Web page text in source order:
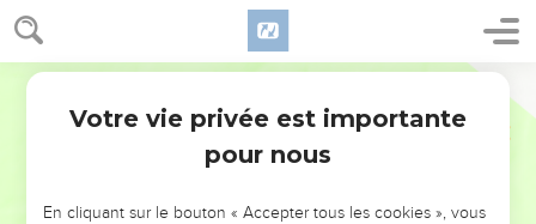
NE MANQUEZ PAS L’ÉVÉNEMENT
Votre vie privée est importante
pour nous
En cliquant sur le bouton « Accepter tous les cookies », vous